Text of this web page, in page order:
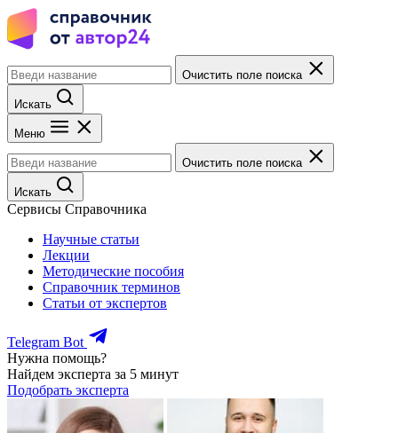
Очистить поле поиска
Искать
Меню
Очистить поле поиска
Искать
Сервисы Справочника
Научные статьи
Лекции
Методические пособия
Справочник терминов
Статьи от экспертов
Telegram Bot
Нужна помощь?
Найдем эксперта за 5 минут
Подобрать эксперта